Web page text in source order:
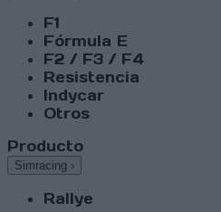
F1
Fórmula E
F2 / F3 / F4
Resistencia
Indycar
Otros
Producto
Simracing ›
Rallye